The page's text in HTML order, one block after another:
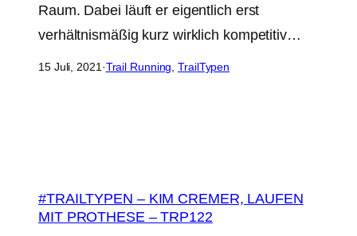
Raum. Dabei läuft er eigentlich erst
verhältnismäßig kurz wirklich kompetitiv…
15 Juli, 2021 ·Trail Running , TrailTypen
#TRAILTYPEN – KIM CREMER, LAUFEN
MIT PROTHESE – TRP122